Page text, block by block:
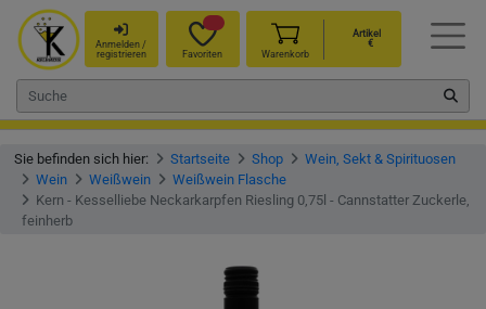
Anmelden /
registrieren
Favoriten Warenkorb
Artikel
€
Sie befinden sich hier: Startseite Shop
Wein, Sekt & Spirituosen
Wein
Weißwein
Weißwein Flasche
Kern - Kesselliebe Neckarkarpfen Riesling 0,75l - Cannstatter Zuckerle,
feinherb